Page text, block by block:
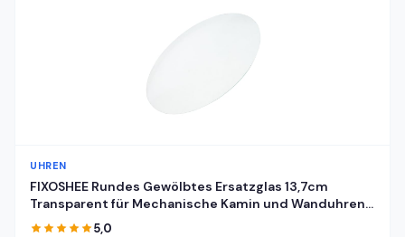
UHREN
FIXOSHEE Rundes Gewölbtes Ersatzglas 13,7cm
Transparent für Mechanische Kamin und Wanduhren
mit Uhrkuppel und Zifferblattabdeckung
5,0